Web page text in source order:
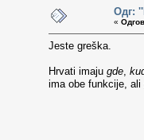
Одг:
«
Jeste greška.
Hrvati imaju gde
ima obe funkcije, ali